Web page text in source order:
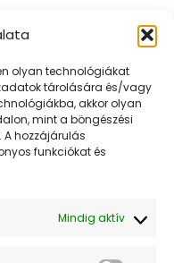
olyan technológiákat
tárolására és/vagy
akkor olyan
mint a böngészési
hozzájárulás
funkciókat és
Mindig aktív
változatok
a
termékoldalon
választhatók
Iratkozz fel